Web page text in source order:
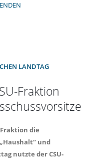
LANDTAG
Fraktion
die
und
nutzte der CSU-